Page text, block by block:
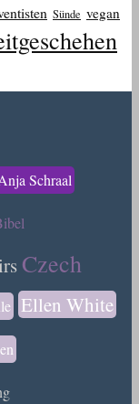
Sünde vegan
Schraal
Czech
Ellen White